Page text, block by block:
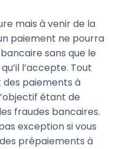
mais à venir de la
paiement ne pourra
sans que le
l’accepte. Tout
paiements à
étant de
fraudes bancaires.
exception si vous
prépaiements à